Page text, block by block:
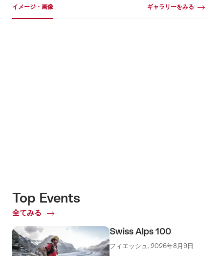
イメージ・画像 ギャラリーをみる
Top Events
全てみる
Top
Swiss Alps 100
フィエッシュ, 2026年8月9日